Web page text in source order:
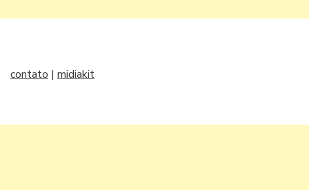
contato | midiakit